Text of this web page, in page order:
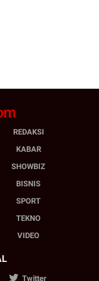
REDAKSI
KABAR
SHOWBIZ
BISNIS
SPORT
TEKNO
VIDEO
Twitter